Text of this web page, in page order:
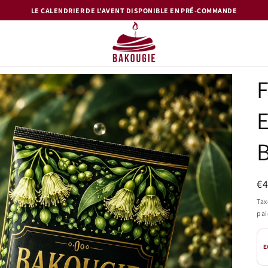
LE CALENDRIER DE L'AVENT DISPONIBLE EN PRÉ-COMMANDE